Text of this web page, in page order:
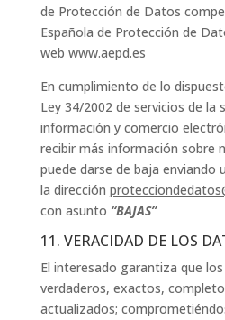
de Protección de Datos
Española de Protección de
web www.aepd.es
En cumplimiento de lo
Ley 34/2002 de servicios de la
información y comercio
recibir más información sobre
puede darse de baja enviando
la dirección
con asunto “BAJAS”
11. VERACIDAD DE LOS
El interesado garantiza que
verdaderos, exactos,
actualizados;